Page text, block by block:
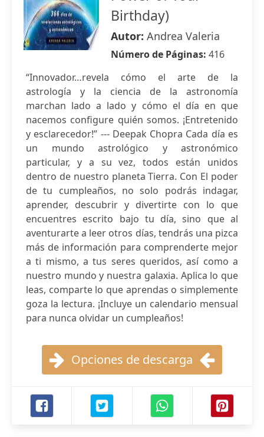
Birthday)
Autor: Andrea Valeria
Número de Páginas: 416
“Innovador…revela cómo el arte de la
astrología y la ciencia de la astronomía
marchan lado a lado y cómo el día en que
nacemos configure quién somos. ¡Entretenido
y esclarecedor!” --- Deepak Chopra Cada día es
un mundo astrológico y astronómico
particular, y a su vez, todos están unidos
dentro de nuestro planeta Tierra. Con El poder
de tu cumpleaños, no solo podrás indagar,
aprender, descubrir y divertirte con lo que
encuentres escrito bajo tu día, sino que al
aventurarte a leer otros días, tendrás una pizca
más de información para comprenderte mejor
a ti mismo, a tus seres queridos, así como a
nuestro mundo y nuestra galaxia. Aplica lo que
leas, comparte lo que aprendas o simplemente
goza la lectura. ¡Incluye un calendario mensual
para nunca olvidar un cumpleaños!
Opciones de descarga